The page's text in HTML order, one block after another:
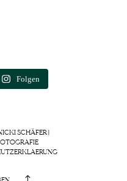
Folgen
SCHÄFER |